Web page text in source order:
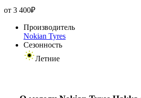
от 3 400₽
Производитель
Nokian Tyres
Сезонность
Летние